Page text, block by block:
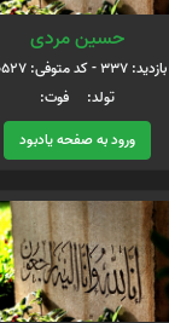
حسین مردی
بازدید: 337 - کد متوفی: 60527
تولد: فوت:
ورود به صفحه یادبود